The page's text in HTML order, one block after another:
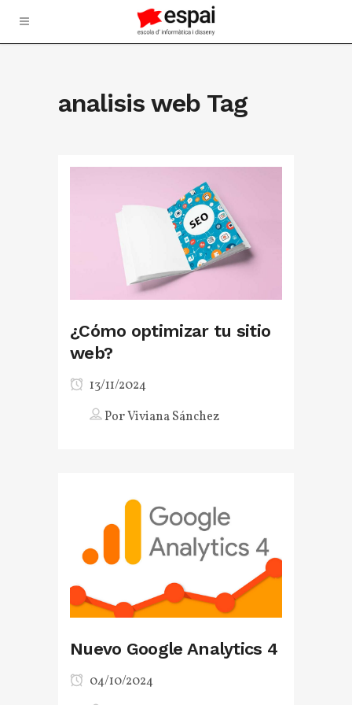
analisis web Tag
¿Cómo optimizar tu sitio
web?
13/11/2024
PorViviana Sánchez
Nuevo Google Analytics 4
04/10/2024